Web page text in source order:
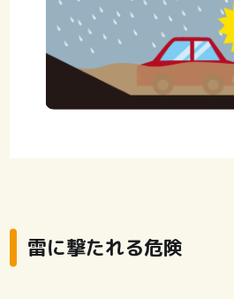
雷に撃たれる危険